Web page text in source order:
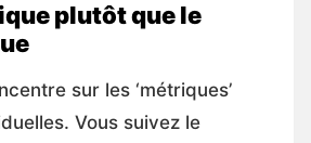
plutôt que le
sur les ‘métriques’
Vous suivez le